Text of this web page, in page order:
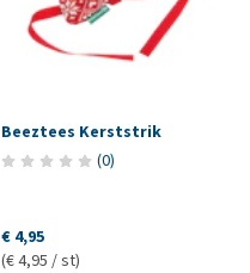
Beeztees Kerststrik
(0)
€ 4,95
(€ 4,95 / st)